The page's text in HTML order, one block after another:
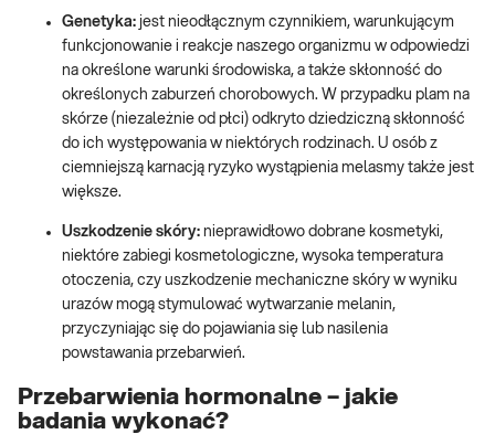
Genetyka: jest nieodłącznym czynnikiem, warunkującym
funkcjonowanie i reakcje naszego organizmu w odpowiedzi
na określone warunki środowiska, a także skłonność do
określonych zaburzeń chorobowych. W przypadku plam na
skórze (niezależnie od płci) odkryto dziedziczną skłonność
do ich występowania w niektórych rodzinach. U osób z
ciemniejszą karnacją ryzyko wystąpienia melasmy także jest
większe.
Uszkodzenie skóry: nieprawidłowo dobrane kosmetyki,
niektóre zabiegi kosmetologiczne, wysoka temperatura
otoczenia, czy uszkodzenie mechaniczne skóry w wyniku
urazów mogą stymulować wytwarzanie melanin,
przyczyniając się do pojawiania się lub nasilenia
powstawania przebarwień.
Przebarwienia hormonalne – jakie
badania wykonać?